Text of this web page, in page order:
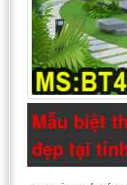
Mẫu biệt
đẹp tại